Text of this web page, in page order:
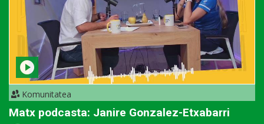
Komunitatea
Matx podcasta: Janire Gonzalez-Etxabarri